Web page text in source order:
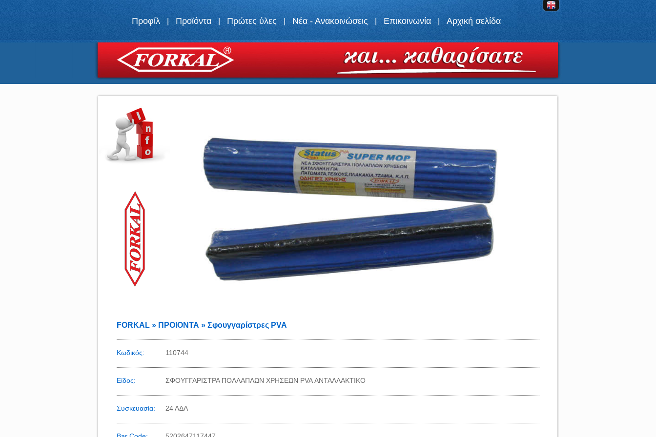
Προφίλ Προϊόντα Πρώτες ύλες Νέα - Ανακοινώσεις Επικοινωνία Αρχική σελίδα
FORKAL » ΠΡΟΙΟΝΤΑ » Σφουγγαρίστρες PVA
Κωδικός: 110744
Είδος: ΣΦΟΥΓΓΑΡΙΣΤΡΑ ΠΟΛΛΑΠΛΩΝ ΧΡΗΣΕΩΝ PVA ΑΝΤΑΛΛΑΚΤΙΚΟ
Συσκευασία: 24 ΑΔΑ